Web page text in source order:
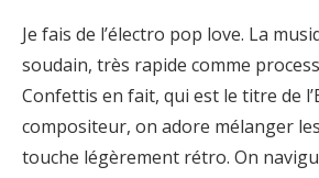
Je fais de l’électro pop love. La
soudain, très rapide comme
Confettis en fait, qui est le titre de
compositeur, on adore mélanger
touche légèrement rétro. On